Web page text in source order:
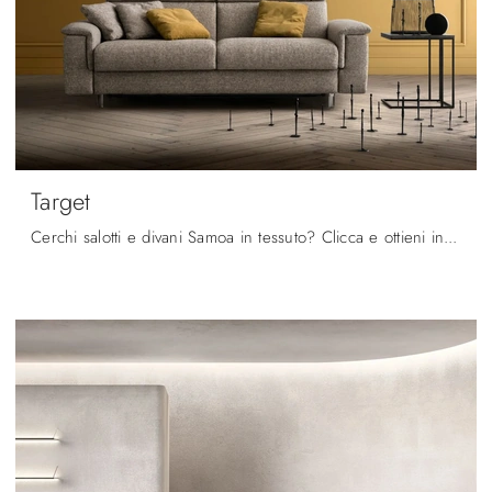
Target
Cerchi salotti e divani Samoa in tessuto? Clicca e ottieni informazioni sul modello Target per spazi moderni.